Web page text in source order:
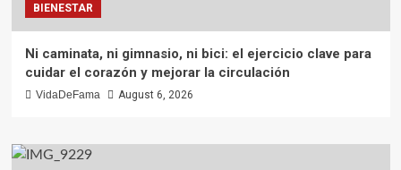
BIENESTAR
Ni caminata, ni gimnasio, ni bici: el ejercicio clave para
cuidar el corazón y mejorar la circulación
VidaDeFama August 6, 2026